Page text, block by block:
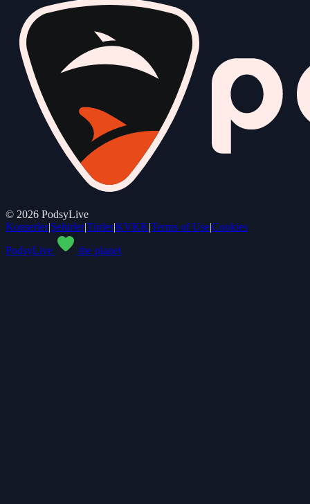
© 2026 PodsyLive
Konserler|Şehirler|Türler|KVKK|Terms of Use|Cookies
PodsyLive
the planet